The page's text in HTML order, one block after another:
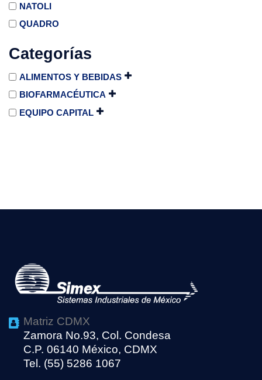
NATOLI
QUADRO
Categorías
ALIMENTOS Y BEBIDAS
BIOFARMACÉUTICA
EQUIPO CAPITAL
Matriz CDMX
Zamora No.93, Col. Condesa
C.P. 06140 México, CDMX
Tel. (55) 5286 1067